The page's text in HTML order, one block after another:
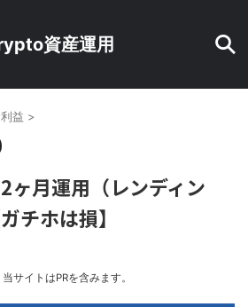
資産運用
益 >
ヶ月運用（レンディン
チホは損】
サイトはPRを含みます。